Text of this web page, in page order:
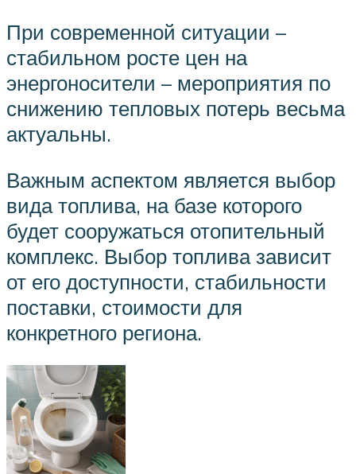
При современной ситуации –
стабильном росте цен на
энергоносители – мероприятия по
снижению тепловых потерь весьма
актуальны.
Важным аспектом является выбор
вида топлива, на базе которого
будет сооружаться отопительный
комплекс. Выбор топлива зависит
от его доступности, стабильности
поставки, стоимости для
конкретного региона.